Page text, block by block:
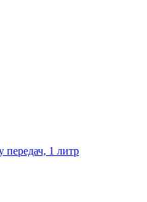
передач, 1 литр